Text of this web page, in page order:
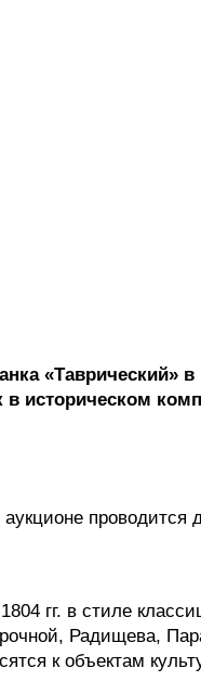
«Таврический» в
проводится
гг. в стиле
Радищева,
к объектам